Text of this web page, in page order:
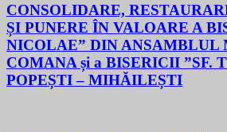
CONSOLIDARE,
ȘI PUNERE ÎN VALOARE A
NICOLAE” DIN ANSAMBLUL
COMANA și a BISERICII ”SF.
POPEȘTI – MIHĂILEȘTI